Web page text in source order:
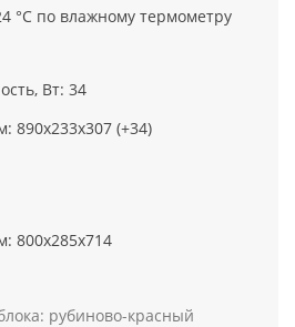
°C по влажному термометру
Вт: 34
890х233х307 (+34)
800х285х714
рубиново-красный